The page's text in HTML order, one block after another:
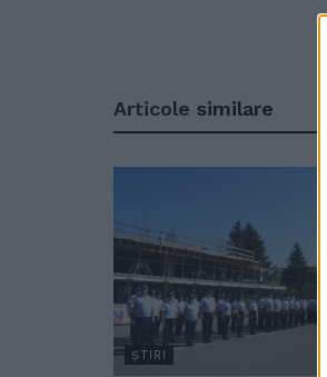
Articole similare
ŞTIRI